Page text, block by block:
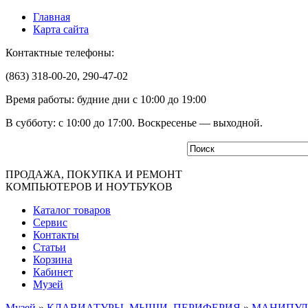
Главная
Карта сайта
Контактные телефоны:
(863) 318-00-20, 290-47-02
Время работы: будние дни с 10:00 до 19:00
В субботу: с 10:00 до 17:00. Воскресенье — выходной.
ПРОДАЖА, ПОКУПКА И РЕМОНТ
КОМПЬЮТЕРОВ И НОУТБУКОВ
Каталог товаров
Сервис
Контакты
Статьи
Корзина
Кабинет
Музей